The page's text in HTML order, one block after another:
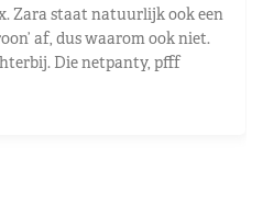
Zara staat natuurlijk ook een
af, dus waarom ook niet.
Die netpanty, pfff